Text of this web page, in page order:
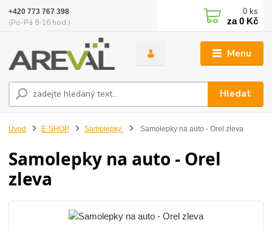
Menu
Hledat
+420 773 767 398
(Po-Pá 8-16 hod.)
0 ks
za0 Kč
Úvod E-SHOP Samolepky Samolepky na auto - Orel zleva
Samolepky na auto - Orel
zleva